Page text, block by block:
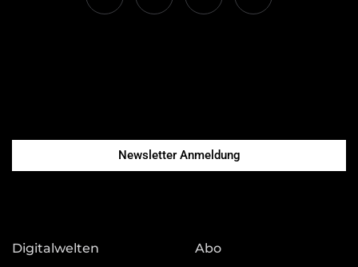
Newsletter Anmeldung
Digitalwelten
Abo